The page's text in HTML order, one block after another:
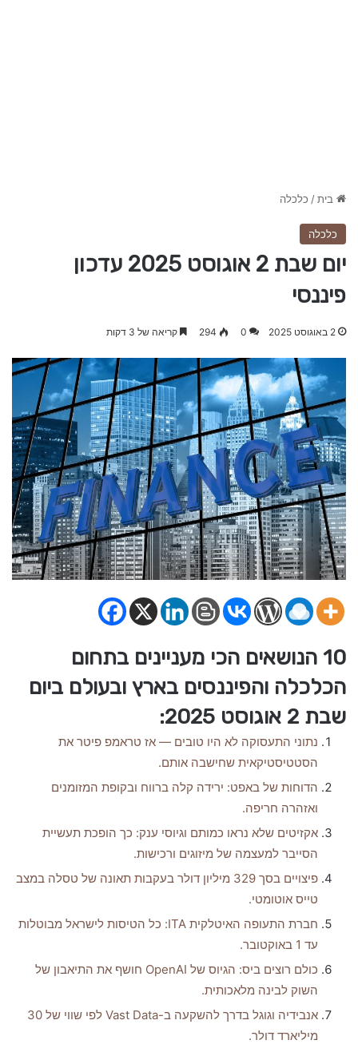
בית/ כלכלה
כלכלה
יום שבת 2 אוגוסט 2025 עדכון
פיננסי
2 באוגוסט 2025 0
294 קריאה של 3 דקות
10 הנושאים הכי מעניינים בתחום
הכלכלה והפיננסים בארץ ובעולם ביום
שבת 2 אוגוסט 2025:
נתוני התעסוקה לא היו טובים — אז טראמפ פיטר את
הסטטיסטיקאית שחישבה אותם.
הדוחות של באפט: ירידה קלה ברווח ובקופת המזומנים
ואזהרה חריפה.
אקזיטים שלא נראו כמותם וגיוסי ענק: כך הופכת תעשיית
הסייבר למעצמה של מיזוגים ורכישות.
פיצויים בסך 329 מיליון דולר בעקבות תאונה של טסלה במצב
טייס אוטומטי.
חברת התעופה האיטלקית ITA: כל הטיסות לישראל מבוטלות
עד 1 באוקטובר.
כולם רוצים ביס: הגיוס של OpenAI חושף את התיאבון של
השוק לבינה מלאכותית.
אנבידיה וגוגל בדרך להשקעה ב-Vast Data לפי שווי של 30
מיליארד דולר.